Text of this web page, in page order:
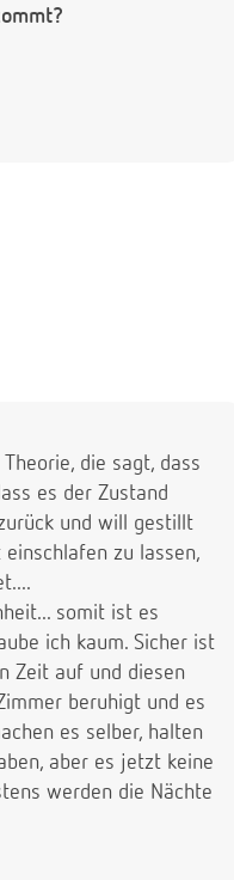
die sagt, dass
es der Zustand
und will gestillt
zu lassen,
somit ist es
ich kaum. Sicher ist
Zeit auf und diesen
beruhigt und es
es selber, halten
aber es jetzt keine
werden die Nächte